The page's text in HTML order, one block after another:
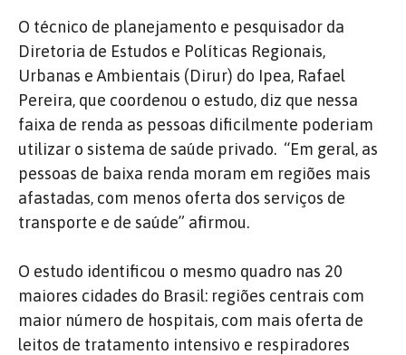
O técnico de planejamento e pesquisador da
Diretoria de Estudos e Políticas Regionais,
Urbanas e Ambientais (Dirur) do Ipea, Rafael
Pereira, que coordenou o estudo, diz que nessa
faixa de renda as pessoas dificilmente poderiam
utilizar o sistema de saúde privado. “Em geral, as
pessoas de baixa renda moram em regiões mais
afastadas, com menos oferta dos serviços de
transporte e de saúde” afirmou.
O estudo identificou o mesmo quadro nas 20
maiores cidades do Brasil: regiões centrais com
maior número de hospitais, com mais oferta de
leitos de tratamento intensivo e respiradores